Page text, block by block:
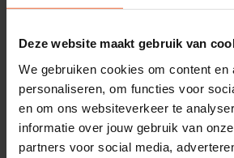
Deze website maakt gebruik van
We gebruiken cookies om content en
personaliseren, om functies voor
en om ons websiteverkeer te
informatie over jouw gebruik van
partners voor social media,